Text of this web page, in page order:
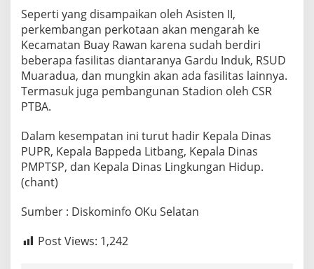
U
A
Seperti yang disampaikan oleh Asisten II,
perkembangan perkotaan akan mengarah ke
Kecamatan Buay Rawan karena sudah berdiri
beberapa fasilitas diantaranya Gardu Induk, RSUD
Muaradua, dan mungkin akan ada fasilitas lainnya.
Termasuk juga pembangunan Stadion oleh CSR
PTBA.
Dalam kesempatan ini turut hadir Kepala Dinas
PUPR, Kepala Bappeda Litbang, Kepala Dinas
PMPTSP, dan Kepala Dinas Lingkungan Hidup.
(chant)
Sumber : Diskominfo OKu Selatan
Post Views: 1,242